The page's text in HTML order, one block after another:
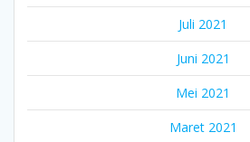
Juli 2021
Juni 2021
Mei 2021
Maret 2021